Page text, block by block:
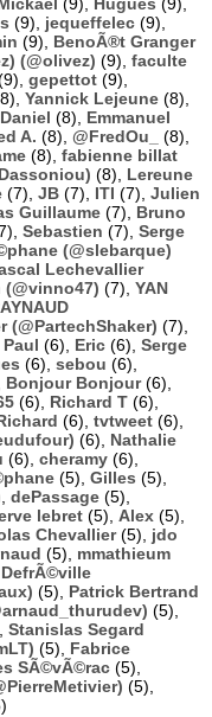
(9), jequeffelec (9),
(9), BenoÃ®t Granger
(@olivez) (9), faculte
gepettot (9),
Yannick Lejeune (8),
Daniel (8), Emmanuel
A. (8), @FredOu_
(8),
(8), fabienne billat
(8), Lereune
(7), JB (7), ITI (7), Julien
Guillaume (7), Bruno
Sebastien (7), Serge
(@slebarque)
Lechevallier
(7), YAN
(@PartechShaker) (7),
Paul (6), Eric (6), Serge
(6), sebou (6),
Bonjour Bonjour(6),
(6), Richard T (6),
(6), tvtweet (6),
(6), Nathalie
(6), cheramy (6),
(5), Gilles (5),
dePassage (5),
lebret (5), Alex (5),
Chevallier(5), jdo
(5), mmathieum
(5), Patrick Bertrand
(5),
Stanislas Segard
(5), Fabrice
SÃ©vÃ©rac (5),
(5),